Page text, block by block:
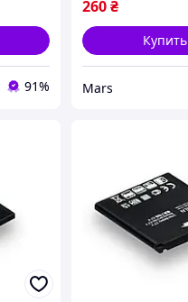
91%
260₴
Купить
Mars